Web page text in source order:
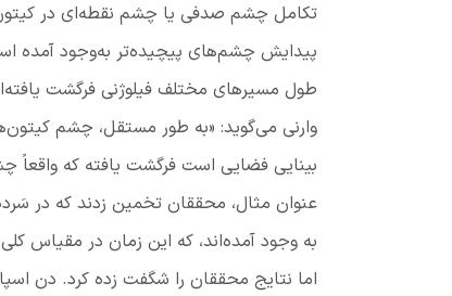
تکامل چشم صدفی یا چشم نقطه‌ای در
پیدایش چشم‌های پیچیده‌تر به‌وجود آمده
طول مسیرهای مختلف فیلوژنی فرگشت
وارنی می‌گوید: «به طور مستقل، چشم
بینایی فضایی است فرگشت یافته که واقعاً
عنوان مثال، محققان تخمین زدند که در
به وجود آمده‌اند، که این زمان در مقیاس
اما نتایج محققان را شگفت زده کرد. دن